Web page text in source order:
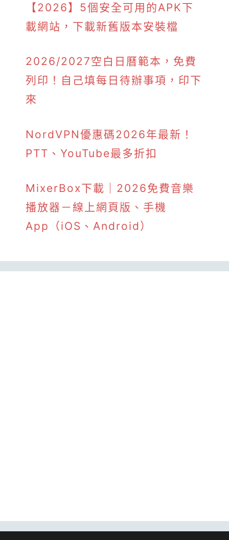
【2026】5個安全可用的APK下
載網站，下載新舊版本安裝檔
2026/2027空白日曆範本，免費
列印！自己填每日待辦事項，印下
來
NordVPN優惠碼2026年最新！
PTT、YouTube最多折扣
MixerBox下載｜2026免費音樂
播放器－線上網頁版、手機
App（iOS、Android）